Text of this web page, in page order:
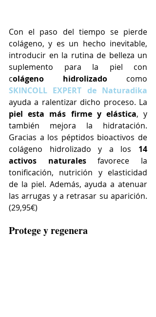
Con el paso del tiempo se pierde
colágeno, y es un hecho inevitable,
introducir en la rutina de belleza un
suplemento para la piel con
colágeno hidrolizado
SKINCOLL EXPERT de Naturadika
piel esta más firme y elástica, y
también mejora la hidratación.
Gracias a los péptidos bioactivos de
colágeno hidrolizado y a los 14
activos naturales favorece la
tonificación, nutrición y elasticidad
de la piel. Además, ayuda a atenuar
las arrugas y a retrasar su aparición.
(29,95€)
Protege y regenera